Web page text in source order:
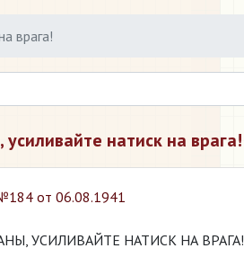
врага!
натиск на врага!
от 06.08.1941
УСИЛИВАЙТЕ НАТИСК НА ВРАГА!